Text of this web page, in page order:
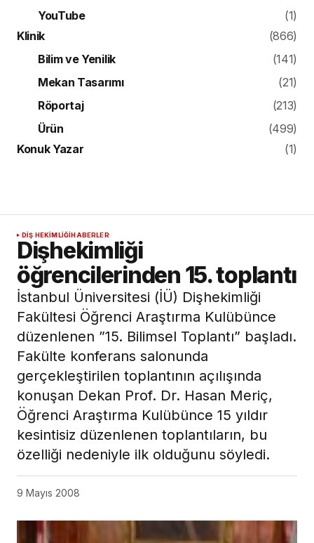
YouTube
(1)
Klinik
(866)
Bilim ve Yenilik
(141)
Mekan Tasarımı
(21)
Röportaj
(213)
Ürün
(499)
Konuk Yazar
(1)
DIŞ HEKIMLIĞI HABERLER
Dişhekimliği
öğrencilerinden 15. toplantı
İstanbul Üniversitesi (İÜ) Dişhekimliği
Fakültesi Öğrenci Araştırma Kulübünce
düzenlenen ”15. Bilimsel Toplantı” başladı.
Fakülte konferans salonunda
gerçekleştirilen toplantının açılışında
konuşan Dekan Prof. Dr. Hasan Meriç,
Öğrenci Araştırma Kulübünce 15 yıldır
kesintisiz düzenlenen toplantıların, bu
özelliği nedeniyle ilk olduğunu söyledi.
9 Mayıs 2008